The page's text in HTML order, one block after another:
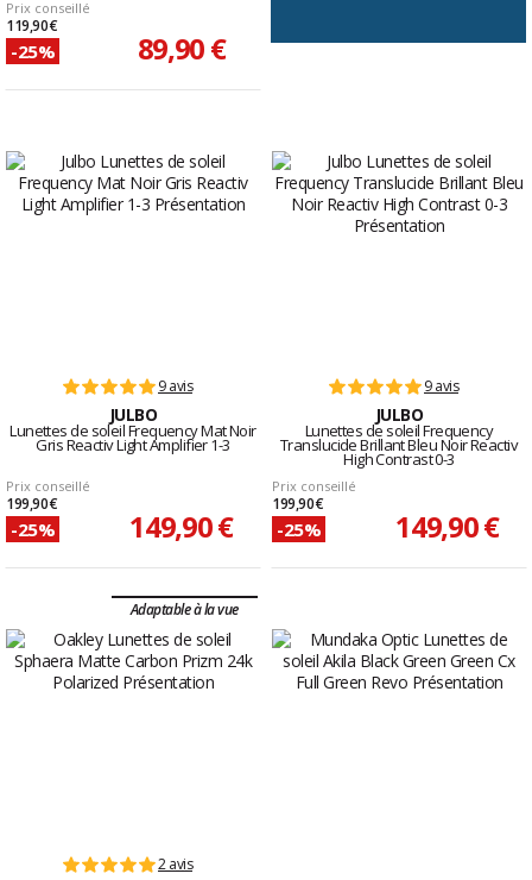
Prix conseillé
119,90 €
-25% 89,90 €
9 avis
JULBO
Lunettes de soleil Frequency Mat Noir
Gris Reactiv Light Amplifier 1-3
Prix conseillé
199,90 €
-25% 149,90 €
9 avis
JULBO
Lunettes de soleil Frequency
Translucide Brillant Bleu Noir Reactiv
High Contrast 0-3
Prix conseillé
199,90 €
-25% 149,90 €
Adaptable à la vue
2 avis